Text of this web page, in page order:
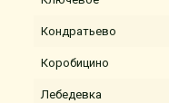
Кондратьево
Коробицино
Лебедевка